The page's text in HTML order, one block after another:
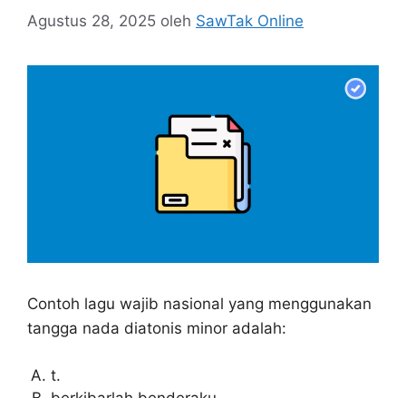
Agustus 28, 2025 oleh SawTak Online
Contoh lagu wajib nasional yang menggunakan
tangga nada diatonis minor adalah:
t.